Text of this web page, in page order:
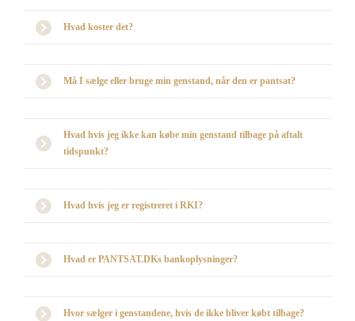
Hvad koster det?
Må I sælge eller bruge min genstand, når den er pantsat?
Hvad hvis jeg ikke kan købe min genstand tilbage på aftalt
tidspunkt?
Hvad hvis jeg er registreret i RKI?
Hvad er PANTSAT.DKs bankoplysninger?
Hvor sælger i genstandene, hvis de ikke bliver købt tilbage?